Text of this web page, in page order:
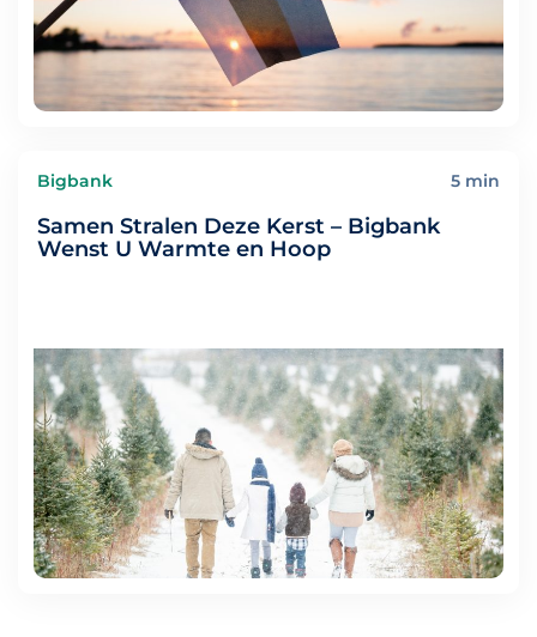
Bigbank 5 min
Samen Stralen Deze Kerst – Bigbank
Wenst U Warmte en Hoop